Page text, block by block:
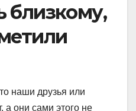
близкому,
наши друзья или
а они сами этого не